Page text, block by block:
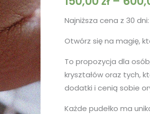
Najniższa cena z 30 dni:
Otwórz się na magię,
To propozycja dla
kryształów oraz tych,
dodatki i cenią sobie
Każde pudełko ma